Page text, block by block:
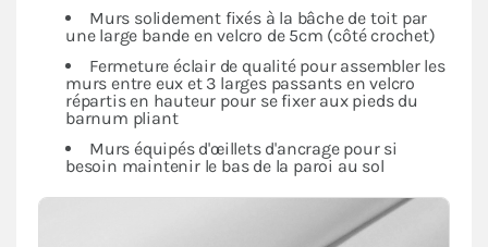
Murs solidement fixés à la bâche de toit par
une large bande en velcro de 5cm (côté crochet)
Fermeture éclair de qualité pour assembler les
murs entre eux et 3 larges passants en velcro
répartis en hauteur pour se fixer aux pieds du
barnum pliant
Murs équipés d'œillets d'ancrage pour si
besoin maintenir le bas de la paroi au sol